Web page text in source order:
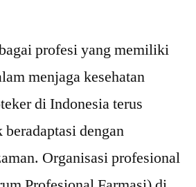
profesi yang memiliki
menjaga kesehatan
di Indonesia terus
dengan
Organisasi profesional